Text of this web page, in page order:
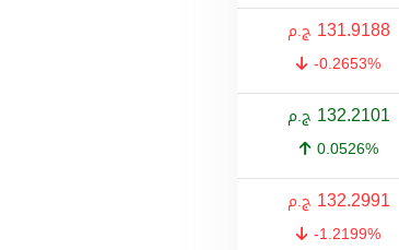
131.9188 ج.م
-0.2653%
132.2101 ج.م
0.0526%
132.2991 ج.م
-1.2199%